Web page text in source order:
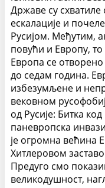
Државе су
ескалације и
Русијом. Међутим,
повући и Европу, то
Европа се
до седам година.
избезумљене и
вековном
од Русије: Битка
паневропска
је огромна
Хитлеровом
Предуго смо
великодушност,